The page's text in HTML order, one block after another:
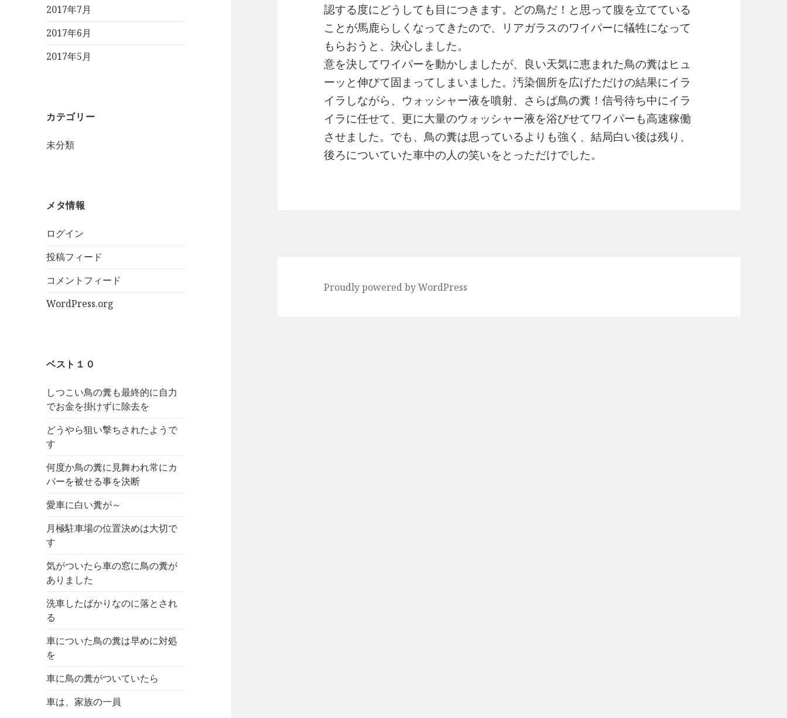
2017年7月
2017年6月
2017年5月
カテゴリー
未分類
メタ情報
ログイン
投稿フィード
コメントフィード
WordPress.org
ベスト１０
しつこい鳥の糞も最終的に自力
でお金を掛けずに除去を
どうやら狙い撃ちされたようで
す
何度か鳥の糞に見舞われ常にカ
バーを被せる事を決断
愛車に白い糞が～
月極駐車場の位置決めは大切で
す
気がついたら車の窓に鳥の糞が
ありました
洗車したばかりなのに落とされ
る
車についた鳥の糞は早めに対処
を
車に鳥の糞がついていたら
車は、家族の一員
認する度にどうしても目につきます。どの鳥だ！と思って腹を立てている
ことが馬鹿らしくなってきたので、リアガラスのワイパーに犠牲になって
もらおうと、決心しました。
意を決してワイパーを動かしましたが、良い天気に恵まれた鳥の糞はヒュ
ーッと伸びて固まってしまいました。汚染個所を広げただけの結果にイラ
イラしながら、ウォッシャー液を噴射、さらば鳥の糞！信号待ち中にイラ
イラに任せて、更に大量のウォッシャー液を浴びせてワイパーも高速稼働
させました。でも、鳥の糞は思っているよりも強く、結局白い後は残り、
後ろについていた車中の人の笑いをとっただけでした。
Proudly powered by WordPress